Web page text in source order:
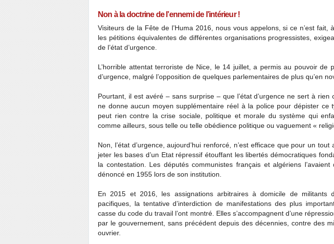
Non à la doctrine de l’ennemi de l’intérieur !
Visiteurs de la Fête de l’Huma 2016, nous vous appelons, si ce n’est fait,
les pétitions équivalentes de différentes organisations progressistes,
de l’état d’urgence.
L’horrible attentat terroriste de Nice, le 14 juillet, a permis au pouvoir de
d’urgence, malgré l’opposition de quelques parlementaires de plus qu’en
Pourtant, il est avéré – sans surprise – que l’état d’urgence ne sert à rien
ne donne aucun moyen supplémentaire réel à la police pour dépister ce
peut rien contre la crise sociale, politique et morale du système qui
comme ailleurs, sous telle ou telle obédience politique ou vaguement «
Non, l’état d’urgence, aujourd’hui renforcé, n’est efficace que pour un
jeter les bases d’un Etat répressif étouffant les libertés démocratiques
la contestation. Les députés communistes français et algériens l’avaient
dénoncé en 1955 lors de son institution.
En 2015 et 2016, les assignations arbitraires à domicile de militants
pacifiques, la tentative d’interdiction de manifestations des plus
casse du code du travail l’ont montré. Elles s’accompagnent d’une
par le gouvernement, sans précédent depuis des décennies, contre des
ouvrier.